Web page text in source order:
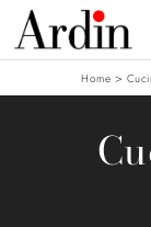
Home >